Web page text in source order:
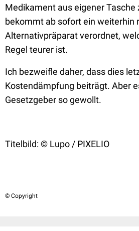
Medikament aus eigener Tasche
bekommt ab sofort ein weiterhin
Alternativpräparat verordnet,
Regel teurer ist.
Ich bezweifle daher, dass dies
Kostendämpfung beiträgt. Aber
Gesetzgeber so gewollt.
Titelbild: © Lupo / PIXELIO
© Copyright